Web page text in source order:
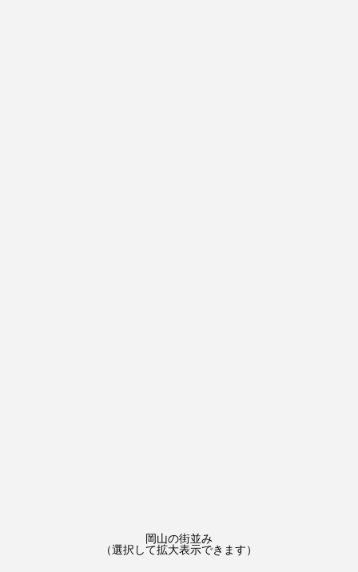
岡山の街並み
（選択して拡大表示できます）